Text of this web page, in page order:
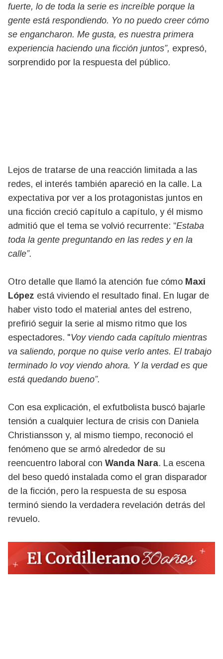
fuerte, lo de toda la serie es increíble porque la
gente está respondiendo. Yo no puedo creer cómo
se engancharon. Me gusta, es nuestra primera
experiencia haciendo una ficción juntos”, expresó,
sorprendido por la respuesta del público.
Lejos de tratarse de una reacción limitada a las
redes, el interés también apareció en la calle. La
expectativa por ver a los protagonistas juntos en
una ficción creció capítulo a capítulo, y él mismo
admitió que el tema se volvió recurrente: “Estaba
toda la gente preguntando en las redes y en la
calle”.
Otro detalle que llamó la atención fue cómo Maxi
López está viviendo el resultado final. En lugar de
haber visto todo el material antes del estreno,
prefirió seguir la serie al mismo ritmo que los
espectadores. "Voy viendo cada capítulo mientras
va saliendo, porque no quise verlo antes. El trabajo
terminado lo voy viendo ahora. Y la verdad es que
está quedando bueno”.
Con esa explicación, el exfutbolista buscó bajarle
tensión a cualquier lectura de crisis con Daniela
Christiansson y, al mismo tiempo, reconoció el
fenómeno que se armó alrededor de su
reencuentro laboral con Wanda Nara. La escena
del beso quedó instalada como el gran disparador
de la ficción, pero la respuesta de su esposa
terminó siendo la verdadera revelación detrás del
revuelo.